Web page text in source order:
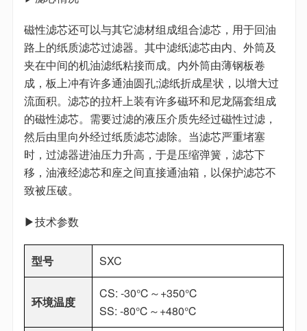
磁性滤芯还可以与其它滤材组成组合滤芯，用于回油
路上的纸质滤芯过滤器。其中滤纸滤芯由内、外筒及
夹在中间的机油滤纸粘接而成。内外筒由薄钢板卷
成，板上冲有许多通油圆孔;滤纸折成星状，以增大过
流面积。滤芯的拉杆上装有许多磁环和尼龙隔套组成
的磁性滤芯。需要过滤的液压介质先经过磁性过滤，
然后由里向外经过纸质滤芯滤除。当滤芯严重堵塞
时，过滤器进油压力升高，于是压缩弹簧，滤芯下
移，油液经滤芯和座之间直接通油箱，以保护滤芯不
致被压破。
▶技术参数
型号 SXC
环境温度
CS: -30℃～+350℃
SS: -80℃～+480℃